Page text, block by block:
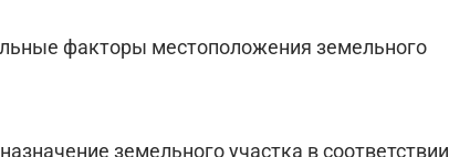
факторы местоположения земельного
земельного участка в соответствии